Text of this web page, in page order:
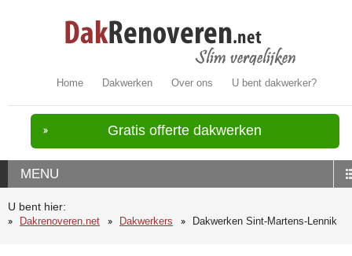
Home Dakwerken Over ons U bent dakwerker?
Gratis offerte dakwerken
MENU
U bent hier:
Dakrenoveren.net
Dakwerkers Dakwerken Sint-Martens-Lennik